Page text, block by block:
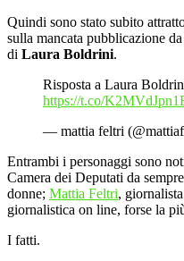
Quindi sono stato subito
sulla mancata pubblicazione
di Laura Boldrini.
Risposta a Laura
https://t.co/
— mattia feltri
Entrambi i personaggi sono
Camera dei Deputati da
donne; Mattia Feltri,
giornalistica on line, forse la
I fatti.